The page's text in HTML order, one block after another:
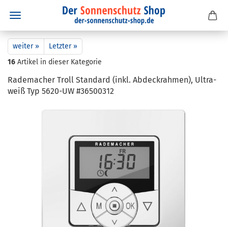
weiter »
Letzter »
16 Artikel in dieser Kategorie
Ra­de­ma­cher Troll Stan­dard (inkl. Ab­deck­rah­men), Ul­tra­
weiß Typ 5620-​UW #36500312